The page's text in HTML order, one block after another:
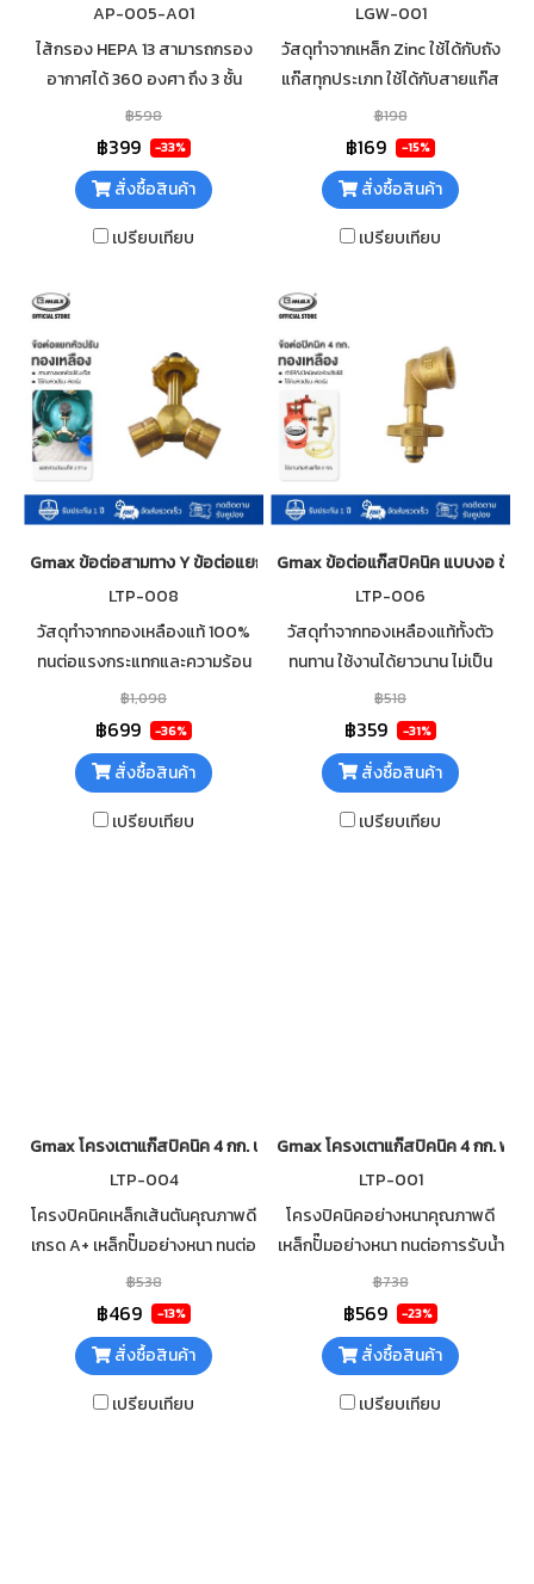
AP-005-A01
ไส้กรอง HEPA 13 สามารถกรอง
อากาศได้ 360 องศา ถึง 3 ชั้น
Pre-Filter, HEPA Filter และ
Carbon Filter กรองฝุ่นละออง
PM2.5, ขนสัตว์, กลิ่น, ควัน
฿598
฿399 -33%
สั่งซื้อสินค้า
เปรียบเทียบ
LGW-001
วัสดุทำจากเหล็ก Zinc ใช้ได้กับถัง
แก๊สทุกประเภท ใช้ได้กับสายแก๊ส
ขนาด ϕ 9.5mm (3/8") ทุกยี่ห้อ
(ขนาดมาตรฐานทั่วไป) ใช้สำหรับ
แยกสายแก๊สออกเป็น 2 ทาง
฿198
฿169 -15%
สั่งซื้อสินค้า
เปรียบเทียบ
Gmax ข้อต่อสามทาง Y ข้อต่อแยกหัวปรับ รุ่น LTP-008
LTP-008
วัสดุทำจากทองเหลืองแท้ 100%
ทนต่อแรงกระแทกและความร้อน
ไม่เป็นสนิม ไม่กร่อน ถังแก๊สขนาด
มาตรฐาน ทุกรุ่น ขนาดเกลียว
M22.35*14T หมุนซ้าย
฿1,098
฿699 -36%
สั่งซื้อสินค้า
เปรียบเทียบ
Gmax ข้อต่อแก๊สปิคนิค แบบงอ ข้อ
LTP-006
วัสดุทำจากทองเหลืองแท้ทั้งตัว
ทนทาน ใช้งานได้ยาวนาน ไม่เป็น
สนิม ไม่กร่อน ใช้ได้กับถังแก๊ส 4
กก. ทุกยี่ห้อ ใช้ได้กับหัวปรับแรง
ดันต่ำ/สูง
฿518
฿359 -31%
สั่งซื้อสินค้า
เปรียบเทียบ
Gmax โครงเตาแก๊สปิคนิค 4 กก. นมหนูทองเหลือง รุ่น LTP-004
LTP-004
โครงปิคนิคเหล็กเส้นตันคุณภาพดี
เกรด A+ เหล็กปั๊มอย่างหนา ทนต่อ
การรับน้ำหนักและความร้อน ใช้ได้
กับถังแก๊สปิคนิค 1 kg / 4 kg
฿538
฿469 -13%
สั่งซื้อสินค้า
เปรียบเทียบ
Gmax โครงเตาแก๊สปิคนิค 4 กก. พร้
LTP-001
โครงปิคนิคอย่างหนาคุณภาพดี
เหล็กปั๊มอย่างหนา ทนต่อการรับน้ำ
หนักและความร้อน ใช้ได้กับถังแก๊ส
ปิคนิค 1 kg / 4 kg (ยกเว้นถัง
ปิคนิคจิ๋วแจ๋ว)
฿738
฿569 -23%
สั่งซื้อสินค้า
เปรียบเทียบ